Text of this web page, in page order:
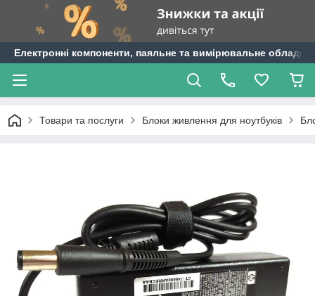
Електронні компоненти, паяльне та вимірювальне
Товари та послуги Блоки живлення для ноутбуків